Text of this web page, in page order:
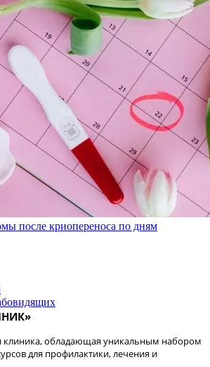
после криопереноса по дням
клиника, обладающая уникальным набором
для профилактики, лечения и